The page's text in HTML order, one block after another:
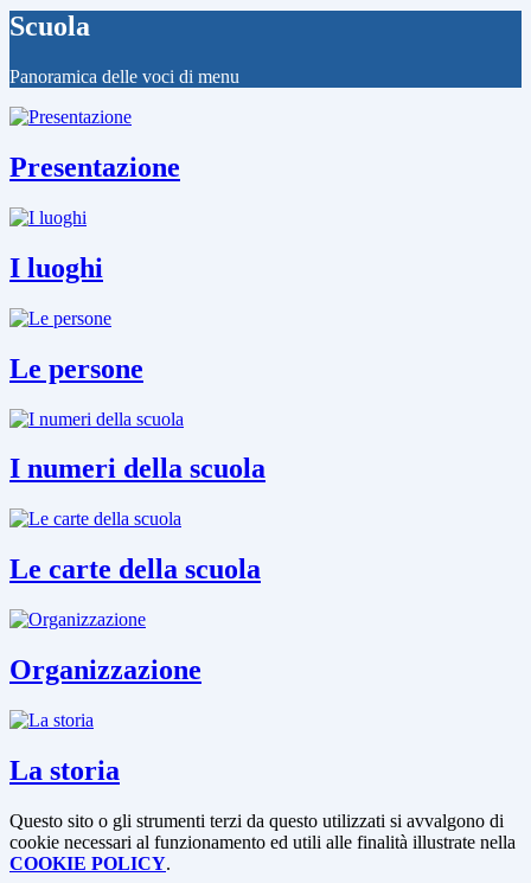
Scuola
Panoramica delle voci di menu
Presentazione
I luoghi
Le persone
I numeri della scuola
Le carte della scuola
Organizzazione
La storia
Questo sito o gli strumenti terzi da questo utilizzati si avvalgono di
cookie necessari al funzionamento ed utili alle finalità illustrate nella
COOKIE POLICY.